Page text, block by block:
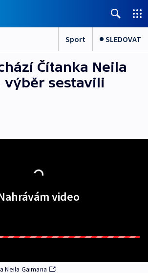
Sport SLEDOVAT
Čítanka Neila
výběr sestavili
video
Neila Gaimana